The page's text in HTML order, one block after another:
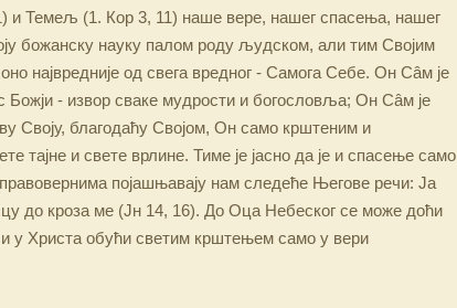
и Темељ (1. Кор 3, 11) наше вере, нашег спасења, нашег
божанску науку палом роду људском, али тим Својим
највредније од свега вредног - Самога Себе. Он Сâм је
- извор сваке мудрости и богословља; Он Сâм је
Своју, благодаћу Својом, Он само крштеним и
тајне и свете врлине. Тиме је јасно да је и спасење само
појашњавају нам следеће Његове речи: Ја
до кроза ме (Јн 14, 16). До Оца Небеског се може доћи
у Христа обући светим крштењем само у вери